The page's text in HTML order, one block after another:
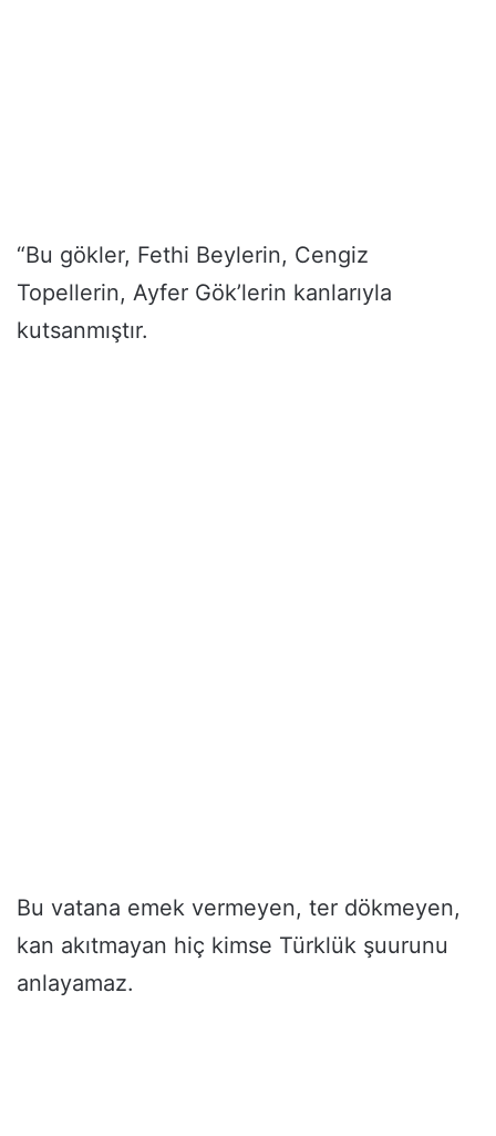
“Bu gökler, Fethi Beylerin, Cengiz
Topellerin, Ayfer Gök’lerin kanlarıyla
kutsanmıştır.
Bu vatana emek vermeyen, ter dökmeyen,
kan akıtmayan hiç kimse Türklük şuurunu
anlayamaz.